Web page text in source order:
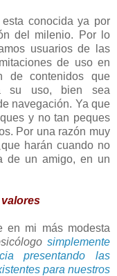
conocida ya por
del milenio. Por lo
usuarios de las
de uso en
de contenidos que
su uso, bien sea
navegación. Ya que
y no tan peques
Por una razón muy
harán cuando no
de un amigo, en un
en mi más modesta
simplemente
presentando las
para nuestros